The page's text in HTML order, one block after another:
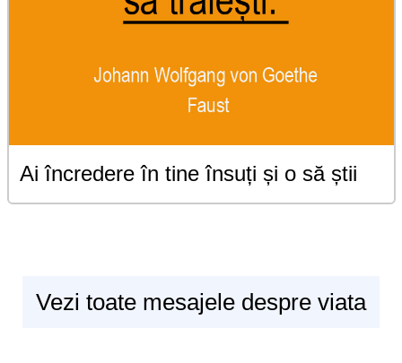
Ai încredere în tine însuți și o să știi
Vezi toate mesajele despre viata